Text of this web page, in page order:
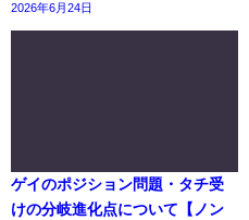
2026年6月24日
ゲイのポジション問題・タチ受
けの分岐進化点について【ノン